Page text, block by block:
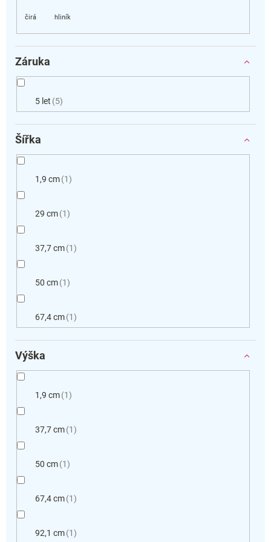
Záruka
5 let 5
Šířka
1,9 cm 1
29 cm 1
37,7 cm 1
50 cm 1
67,4 cm 1
Výška
1,9 cm 1
37,7 cm 1
50 cm 1
67,4 cm 1
92,1 cm 1